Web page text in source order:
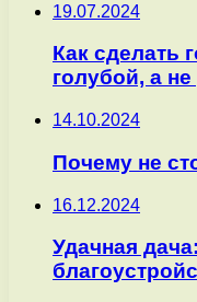
19.07.2024
Как сделать
голубой, а
14.10.2024
Почему не
16.12.2024
Удачная